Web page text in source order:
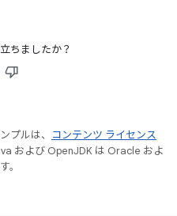
ちましたか？
プルは、
コンテンツ ライセンス
および OpenJDK は Oracle およ
。